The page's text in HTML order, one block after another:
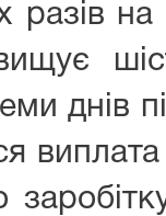
разів
днів